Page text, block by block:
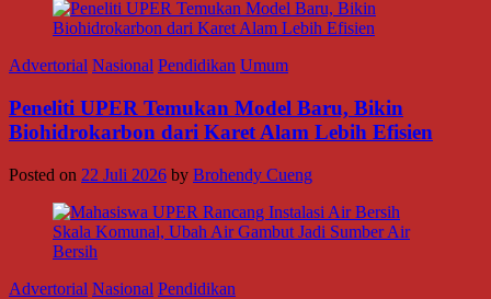
Advertorial Nasional Pendidikan Umum
Peneliti UPER Temukan Model Baru, Bikin
Biohidrokarbon dari Karet Alam Lebih Efisien
Posted on 22 Juli 2026 by Brohendy Cueng
Advertorial Nasional Pendidikan